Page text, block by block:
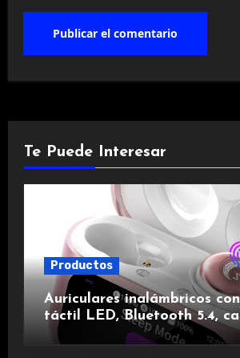
Te Puede Interesar
Productos
Auriculares inalámbricos
táctil LED, Bluetooth 5.4,
de ruido, impermeables y
duración.